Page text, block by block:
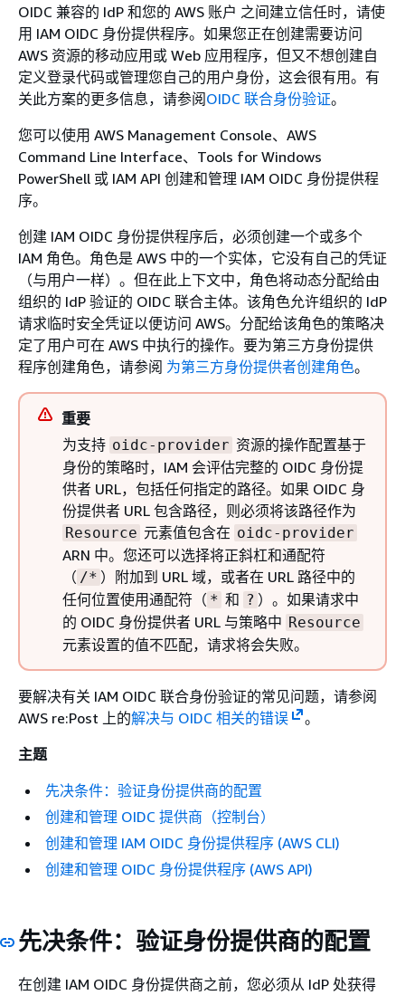
OIDC 兼容的 IdP 和您的 AWS 账户 之间建立信任时，请使
用 IAM OIDC 身份提供程序。如果您正在创建需要访问
AWS 资源的移动应用或 Web 应用程序，但又不想创建自
定义登录代码或管理您自己的用户身份，这会很有用。有
关此方案的更多信息，请参阅OIDC 联合身份验证。
您可以使用 AWS Management Console、AWS
Command Line Interface、Tools for Windows
PowerShell 或 IAM API 创建和管理 IAM OIDC 身份提供程
序。
创建 IAM OIDC 身份提供程序后，必须创建一个或多个
IAM 角色。角色是 AWS 中的一个实体，它没有自己的凭证
（与用户一样）。但在此上下文中，角色将动态分配给由
组织的 IdP 验证的 OIDC 联合主体。该角色允许组织的 IdP
请求临时安全凭证以便访问 AWS。分配给该角色的策略决
定了用户可在 AWS 中执行的操作。要为第三方身份提供
程序创建角色，请参阅 为第三方身份提供者创建角色。
重要
为支持 oidc-provider 资源的操作配置基于
身份的策略时，IAM 会评估完整的 OIDC 身份提
供者 URL，包括任何指定的路径。如果 OIDC 身
份提供者 URL 包含路径，则必须将该路径作为
Resource 元素值包含在 oidc-provider
ARN 中。您还可以选择将正斜杠和通配符
（ /* ）附加到 URL 域，或者在 URL 路径中的
任何位置使用通配符（ * 和 ? ）。如果请求中
的 OIDC 身份提供者 URL 与策略中 Resource
元素设置的值不匹配，请求将会失败。
要解决有关 IAM OIDC 联合身份验证的常见问题，请参阅
AWS re:Post 上的解决与 OIDC 相关的错误
。
主题
先决条件：验证身份提供商的配置
创建和管理 OIDC 提供商（控制台）
创建和管理 IAM OIDC 身份提供程序 (AWS CLI)
创建和管理 OIDC 身份提供程序 (AWS API)
先决条件：验证身份提供商的配置
在创建 IAM OIDC 身份提供商之前，您必须从 IdP 处获得